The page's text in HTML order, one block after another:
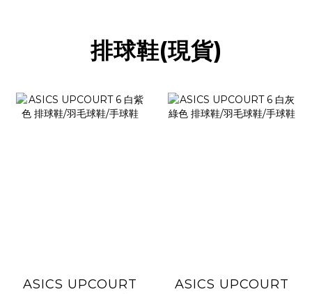
排球鞋(現貨)
ASICS UPCOURT
ASICS UPCOURT